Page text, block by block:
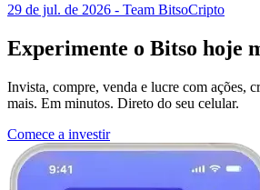
29 de jul. de 2026 - Team BitsoCripto
Experimente o Bitso hoje
Invista, compre, venda e lucre com ações,
mais. Em minutos. Direto do seu celular.
Comece a investir